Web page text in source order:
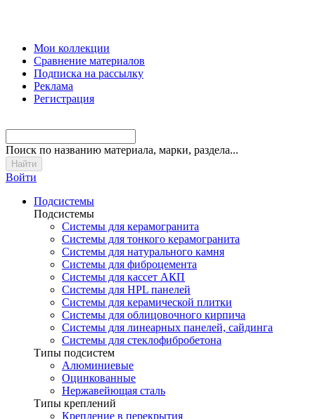
Мои коллекции
Сравнение материалов
Подписка на рассылку
Реклама
Регистрация
Поиск по названию материала, марки, раздела...
Войти
Подсистемы
Подсистемы
Системы для керамогранита
Системы для тонкого керамогранита
Системы для натурального камня
Системы для фиброцемента
Системы для кассет АКП
Системы для HPL панелей
Системы для керамической плитки
Системы для облицовочного кирпича
Системы для линеарных панелей, сайдинга
Системы для стеклофибробетона
Типы подсистем
Алюминиевые
Оцинкованные
Нержавейющая сталь
Типы креплений
Крепление в перекрытия